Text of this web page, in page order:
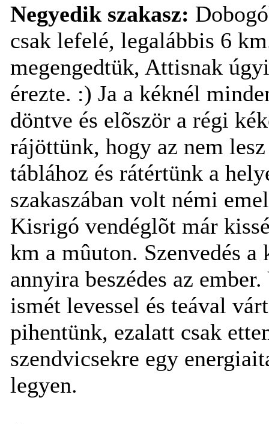
Negyedik szakasz:
csak lefelé, legalábbis 6
megengedtük, Attisnak
érezte. :) Ja a kéknél
döntve és elõször a régi
rájöttünk, hogy az nem
táblához és rátértünk a
szakaszában volt némi
Kisrigó vendéglõt már
km a mûuton. Szenvedés
annyira beszédes az
ismét levessel és teával
pihentünk, ezalatt csak
szendvicsekre egy
legyen.